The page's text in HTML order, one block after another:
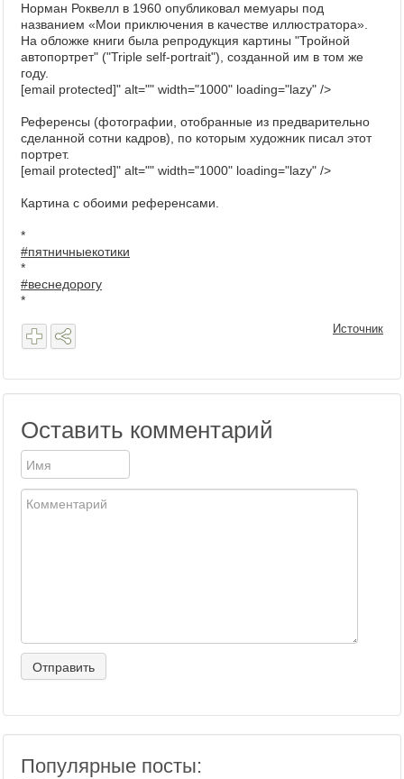
Норман Роквелл в 1960 опубликовал мемуары под
названием «Мои приключения в качестве иллюстратора».
На обложке книги была репродукция картины "Тройной
автопортрет" ("Triple self-portrait"), созданной им в том же
году.
[email protected]" alt="" width="1000" loading="lazy" />
Референсы (фотографии, отобранные из предварительно
сделанной сотни кадров), по которым художник писал этот
портрет.
[email protected]" alt="" width="1000" loading="lazy" />
Картина с обоими референсами.
*
#пятничныекотики
*
#веснедорогу
*
Источник
Оставить комментарий
Популярные посты: